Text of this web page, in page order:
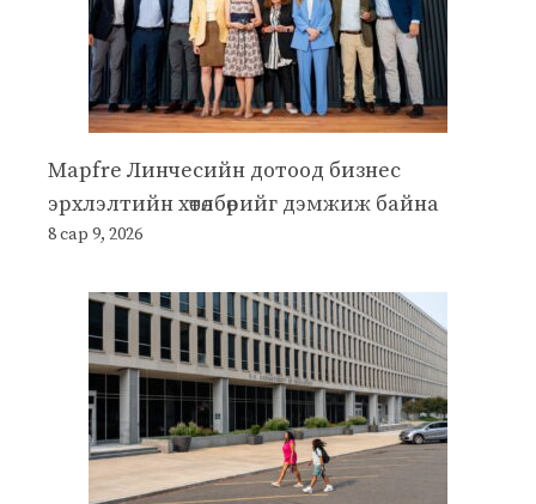
Mapfre Линчесийн дотоод бизнес
эрхлэлтийн хөтөлбөрийг дэмжиж байна
8 сар 9, 2026